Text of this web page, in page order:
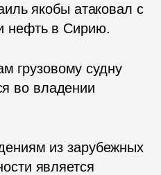
якобы атаковал с
нефть в Сирию.
грузовому судну
во владении
из зарубежных
является